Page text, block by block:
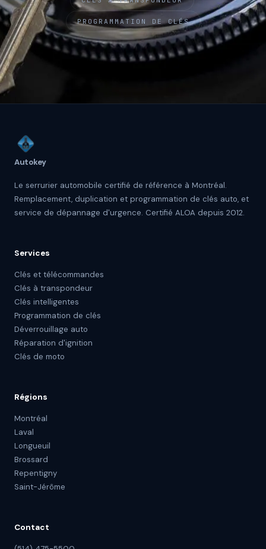
PROGRAMMATION DE CLÉS
Autokey
Le serrurier automobile certifié de référence à Montréal.
Remplacement, duplication et programmation de clés auto, et
service de dépannage d'urgence. Certifié ALOA depuis 2012.
Services
Clés et télécommandes
Clés à transpondeur
Clés intelligentes
Programmation de clés
Déverrouillage auto
Réparation d'ignition
Clés de moto
Régions
Montréal
Laval
Longueuil
Brossard
Repentigny
Saint-Jérôme
Contact